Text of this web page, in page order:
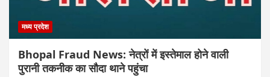
मध्य प्रदेश
Bhopal Fraud News: नेत्रों में इस्तेमाल होने वाली
पुरानी तकनीक का सौदा थाने पहुंचा